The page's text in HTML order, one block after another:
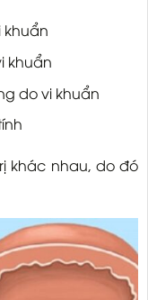
khuẩn
khuẩn
do vi khuẩn
khác nhau, do đó